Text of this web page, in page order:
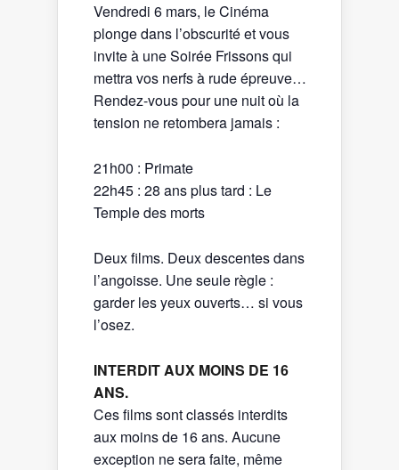
Vendredi 6 mars, le Cinéma
plonge dans l’obscurité et vous
invite à une Soirée Frissons qui
mettra vos nerfs à rude épreuve…
Rendez-vous pour une nuit où la
tension ne retombera jamais :
21h00 : Primate
22h45 : 28 ans plus tard : Le
Temple des morts
Deux films. Deux descentes dans
l’angoisse. Une seule règle :
garder les yeux ouverts… si vous
l’osez.
INTERDIT AUX MOINS DE 16
ANS.
Ces films sont classés interdits
aux moins de 16 ans. Aucune
exception ne sera faite, même